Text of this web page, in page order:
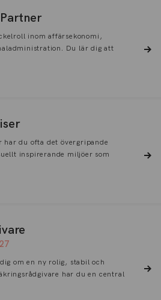
inom affärsekonomi,
Du lär dig att
har du ofta det övergripande
inspirerande miljöer som
om en ny rolig, stabil och
har du en central